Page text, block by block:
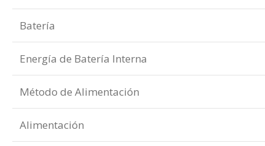
Batería
Energía de Batería Interna
Método de Alimentación
Alimentación